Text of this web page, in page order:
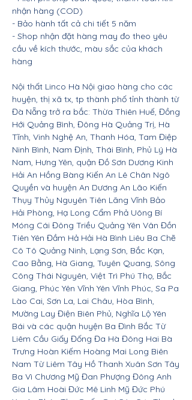
nhận hàng (COD)
- Bảo hành tất cả chi tiết 5 năm
- Shop nhận đặt hàng may đo theo yêu
cầu về kích thước, màu sắc của khách
hàng
Nội thất Linco Hà Nội giao hàng cho các
huyện, thị xã tx, tp thành phố tỉnh thành từ
Đà Nẵng trở ra bắc: Thừa Thiên Huế, Đồng
Hới Quảng Bình, Đông Hà Quảng Trị, Hà
Tĩnh, Vinh Nghệ An, Thanh Hóa, Tam Điệp
Ninh Bình, Nam Định, Thái Bình, Phủ Lý Hà
Nam, Hưng Yên, quận Đồ Sơn Dương Kinh
Hải An Hồng Bàng Kiến An Lê Chân Ngô
Quyền và huyện An Dương An Lão Kiến
Thụy Thủy Nguyên Tiên Lãng Vĩnh Bảo
Hải Phòng, Hạ Long Cẩm Phả Uông Bí
Móng Cái Đông Triều Quảng Yên Vân Đồn
Tiên Yên Đầm Hả Hải Hà Bình Liêu Ba Chẽ
Cô Tô Quảng Ninh, Lạng Sơn, Bắc Kạn,
Cao Bằng, Hà Giang, Tuyên Quang, Sông
Công Thái Nguyên, Việt Trì Phú Thọ, Bắc
Giang, Phúc Yên Vĩnh Yên Vĩnh Phúc, Sa Pa
Lào Cai, Sơn La, Lai Châu, Hòa Bình,
Mường Lay Điện Biên Phủ, Nghĩa Lộ Yên
Bái và các quận huyện Ba Đình Bắc Từ
Liêm Cầu Giấy Đống Đa Hà Đông Hai Bà
Trưng Hoàn Kiếm Hoàng Mai Long Biên
Nam Từ Liêm Tây Hồ Thanh Xuân Sơn Tây
Ba Vì Chương Mỹ Đan Phượng Đông Anh
Gia Lâm Hoài Đức Mê Linh Mỹ Đức Phú